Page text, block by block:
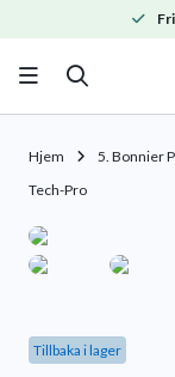
Hjem 5. Bonnier
Tech-Pro
Tillbaka i lager